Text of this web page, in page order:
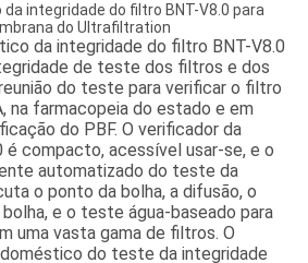
integridade do filtro BNT-V8.0 para
do Ultrafiltration
da integridade do filtro BNT-V8.0
de teste dos filtros e dos
do teste para verificar o filtro
na farmacopeia do estado e em
do PBF. O verificador da
é compacto, acessível usar-se, e o
automatizado do teste da
o ponto da bolha, a difusão, o
e o teste água-baseado para
uma vasta gama de filtros. O
do teste da integridade